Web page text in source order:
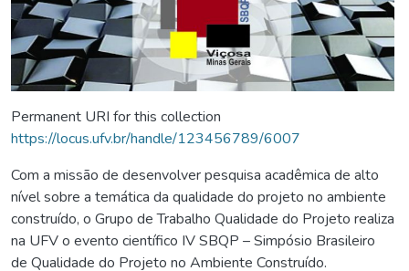
Permanent URI for this collection
https://locus.ufv.br/handle/123456789/6007
Com a missão de desenvolver pesquisa acadêmica de alto
nível sobre a temática da qualidade do projeto no ambiente
construído, o Grupo de Trabalho Qualidade do Projeto realiza
na UFV o evento científico IV SBQP – Simpósio Brasileiro
de Qualidade do Projeto no Ambiente Construído.